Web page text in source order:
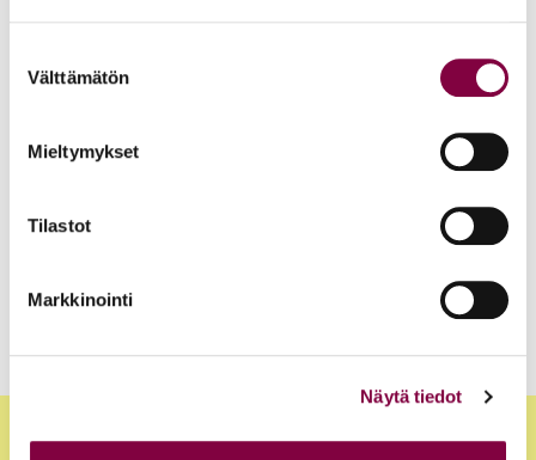
valinta
Välttämätön
Mieltymykset
Tilastot
Markkinointi
Näytä tiedot
Uutiset 12.6.2026
kokonaisturvallisuutta